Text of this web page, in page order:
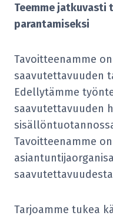
Teemme jatkuvasti
parantamiseksi
Tavoitteenamme
saavutettavuuden
Edellytämme
saavutettavuuden
Tavoitteenamme
Tarjoamme tukea